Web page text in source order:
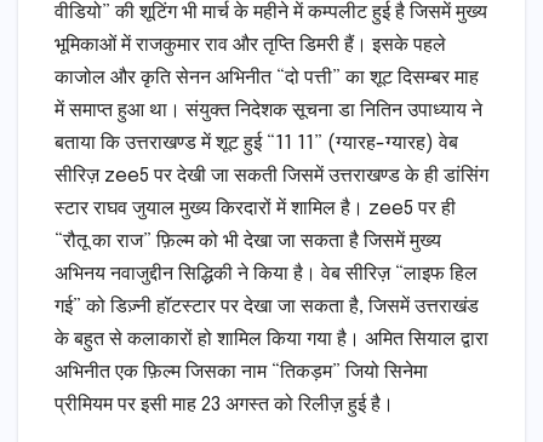
वीडियो” की शूटिंग भी मार्च के महीने में कम्पलीट हुई है जिसमें मुख्य
भूमिकाओं में राजकुमार राव और तृप्ति डिमरी हैं। इसके पहले
काजोल और कृति सेनन अभिनीत “दो पत्ती” का शूट दिसम्बर माह
में समाप्त हुआ था। संयुक्त निदेशक सूचना डा नितिन उपाध्याय ने
बताया कि उत्तराखण्ड में शूट हुई “11 11” (ग्यारह-ग्यारह) वेब
सीरिज़ zee5 पर देखी जा सकती जिसमें उत्तराखण्ड के ही डांसिंग
स्टार राघव जुयाल मुख्य किरदारों में शामिल है। zee5 पर ही
“रौतू का राज” फ़िल्म को भी देखा जा सकता है जिसमें मुख्य
अभिनय नवाजुद्दीन सिद्धिकी ने किया है। वेब सीरिज़ “लाइफ हिल
गई” को डिज़्नी हॉटस्टार पर देखा जा सकता है, जिसमें उत्तराखंड
के बहुत से कलाकारों हो शामिल किया गया है। अमित सियाल द्वारा
अभिनीत एक फ़िल्म जिसका नाम “तिकड़म” जियो सिनेमा
प्रीमियम पर इसी माह 23 अगस्त को रिलीज़ हुई है।